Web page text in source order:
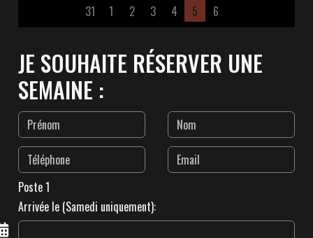
31
1 2 3 4 5 6
JE SOUHAITE RÉSERVER UNE
SEMAINE :
Poste 1
Arrivée le (Samedi uniquement):